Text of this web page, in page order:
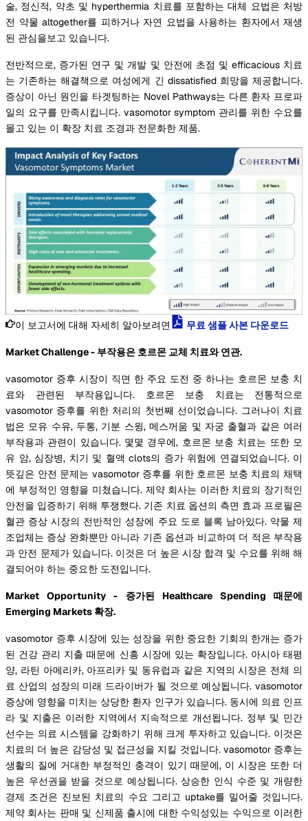
술, 정신적, 약초 및 hyperthermia 치료를 포함하는 대체 요법은 처방
전 약물 altogether를 피하거나 자연 요법을 사용하는 환자에서 재생
된 관심을보고 있습니다.
전반적으로, 증가된 연구 및 개발 및 안전에 초점 및 efficacious 치료
는 기존하는 해결책으로 여성에게 긴 dissatisfied 희망을 제공합니다.
증상이 아닌 원인을 타겟팅하는 Novel Pathways는 다른 환자 프로파
일의 요구를 만족시킵니다. vasomotor symptom 관리를 위한 수요를
몰고 있는 이 확장 치료 조경과 전문화한 제품.
이 보고서에 대해 자세히 알아보려면 무료 샘플 사본 다운로드
Market Challenge - 부작용은 호르몬 교체 치료와 연관.
vasomotor 증후 시장이 직면 한 주요 도전 중 하나는 호르몬 보충 치
료와 관련된 부작용입니다. 호르몬 보충 치료는 전통적으로
vasomotor 증후를 위한 처리의 첫번째 선이었습니다. 그러나이 치료
법은 모유 수유, 두통, 기분 스윙, 메스꺼움 및 자궁 출혈과 같은 여러
부작용과 관련이 있습니다. 몇몇 경우에, 호르몬 보충 치료는 또한 모
유 암, 심장병, 치기 및 혈액 clots의 증가 위험에 연결되었습니다. 이
뜻깊은 안전 문제는 vasomotor 증후를 위한 호르몬 보충 치료의 채택
에 부정적인 영향을 미쳤습니다. 제약 회사는 이러한 치료의 장기적인
안전을 입증하기 위해 투쟁했다. 기존 치료 옵션의 측면 효과 프로필은
혈관 증상 시장의 전반적인 성장에 주요 도로 블록 남아있다. 약물 제
조업체는 증상 완화뿐만 아니라 기존 옵션과 비교하여 더 적은 부작용
과 안전 문제가 있습니다. 이것은 더 높은 시장 합격 및 수요를 위해 해
결되어야 하는 중요한 도전입니다.
Market Opportunity - 증가된 Healthcare Spending 때문에
Emerging Markets 확장.
vasomotor 증후 시장에 있는 성장을 위한 중요한 기회의 한개는 증가
된 건강 관리 지출 때문에 신흥 시장에 있는 확장입니다. 아시아 태평
양, 라틴 아메리카, 아프리카 및 동유럽과 같은 지역의 시장은 전체 의
료 산업의 성장의 미래 드라이버가 될 것으로 예상됩니다. vasomotor
증상에 영향을 미치는 상당한 환자 인구가 있습니다. 동시에 의료 인프
라 및 지출은 이러한 지역에서 지속적으로 개선됩니다. 정부 및 민간
선수는 의료 시스템을 강화하기 위해 크게 투자하고 있습니다. 이것은
치료의 더 높은 감당성 및 접근성을 지킬 것입니다. vasomotor 증후는
생활의 질에 거대한 부정적인 충격이 있기 때문에, 이 시장은 또한 더
높은 우선권을 받을 것으로 예상됩니다. 상승한 인식 수준 및 개량한
경제 조건은 진보된 치료의 수요 그리고 uptake를 밀어줄 것입니다.
제약 회사는 판매 및 신제품 출시에 대한 수익성있는 수익으로 이러한